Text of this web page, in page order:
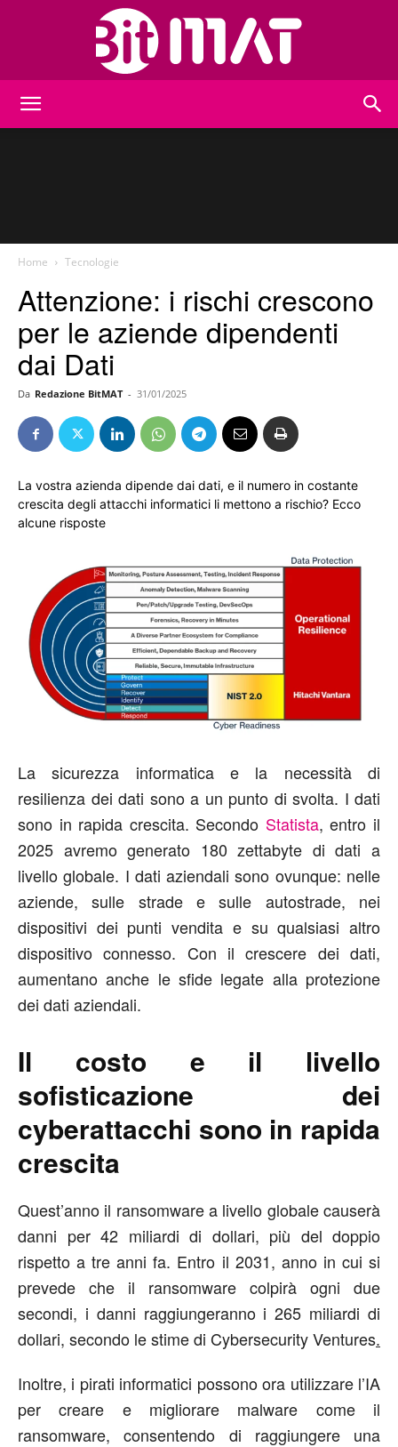
Home Tecnologie
Attenzione: i rischi crescono
per le aziende dipendenti
dai Dati
Da Redazione BitMAT - 31/01/2025
La vostra azienda dipende dai dati, e il numero in costante
crescita degli attacchi informatici li mettono a rischio? Ecco
alcune risposte
La sicurezza informatica e la necessità di
resilienza dei dati sono a un punto di svolta. I dati
sono in rapida crescita. Secondo Statista, entro il
2025 avremo generato 180 zettabyte di dati a
livello globale. I dati aziendali sono ovunque: nelle
aziende, sulle strade e sulle autostrade, nei
dispositivi dei punti vendita e su qualsiasi altro
dispositivo connesso. Con il crescere dei dati,
aumentano anche le sfide legate alla protezione
dei dati aziendali.
Il costo e il livello
sofisticazione dei
cyberattacchi sono in rapida
crescita
Quest’anno il ransomware a livello globale causerà
danni per 42 miliardi di dollari, più del doppio
rispetto a tre anni fa. Entro il 2031, anno in cui si
prevede che il ransomware colpirà ogni due
secondi, i danni raggiungeranno i 265 miliardi di
dollari, secondo le stime di Cybersecurity Ventures.
Inoltre, i pirati informatici possono ora utilizzare l’IA
per creare e migliorare malware come il
ransomware, consentendo di raggiungere una